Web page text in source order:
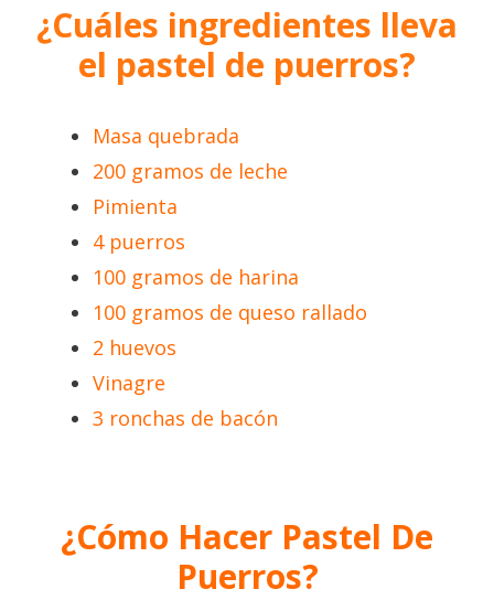
¿Cuáles ingredientes lleva
el pastel de puerros?
Masa quebrada
200 gramos de leche
Pimienta
4 puerros
100 gramos de harina
100 gramos de queso rallado
2 huevos
Vinagre
3 ronchas de bacón
¿Cómo Hacer Pastel De
Puerros?